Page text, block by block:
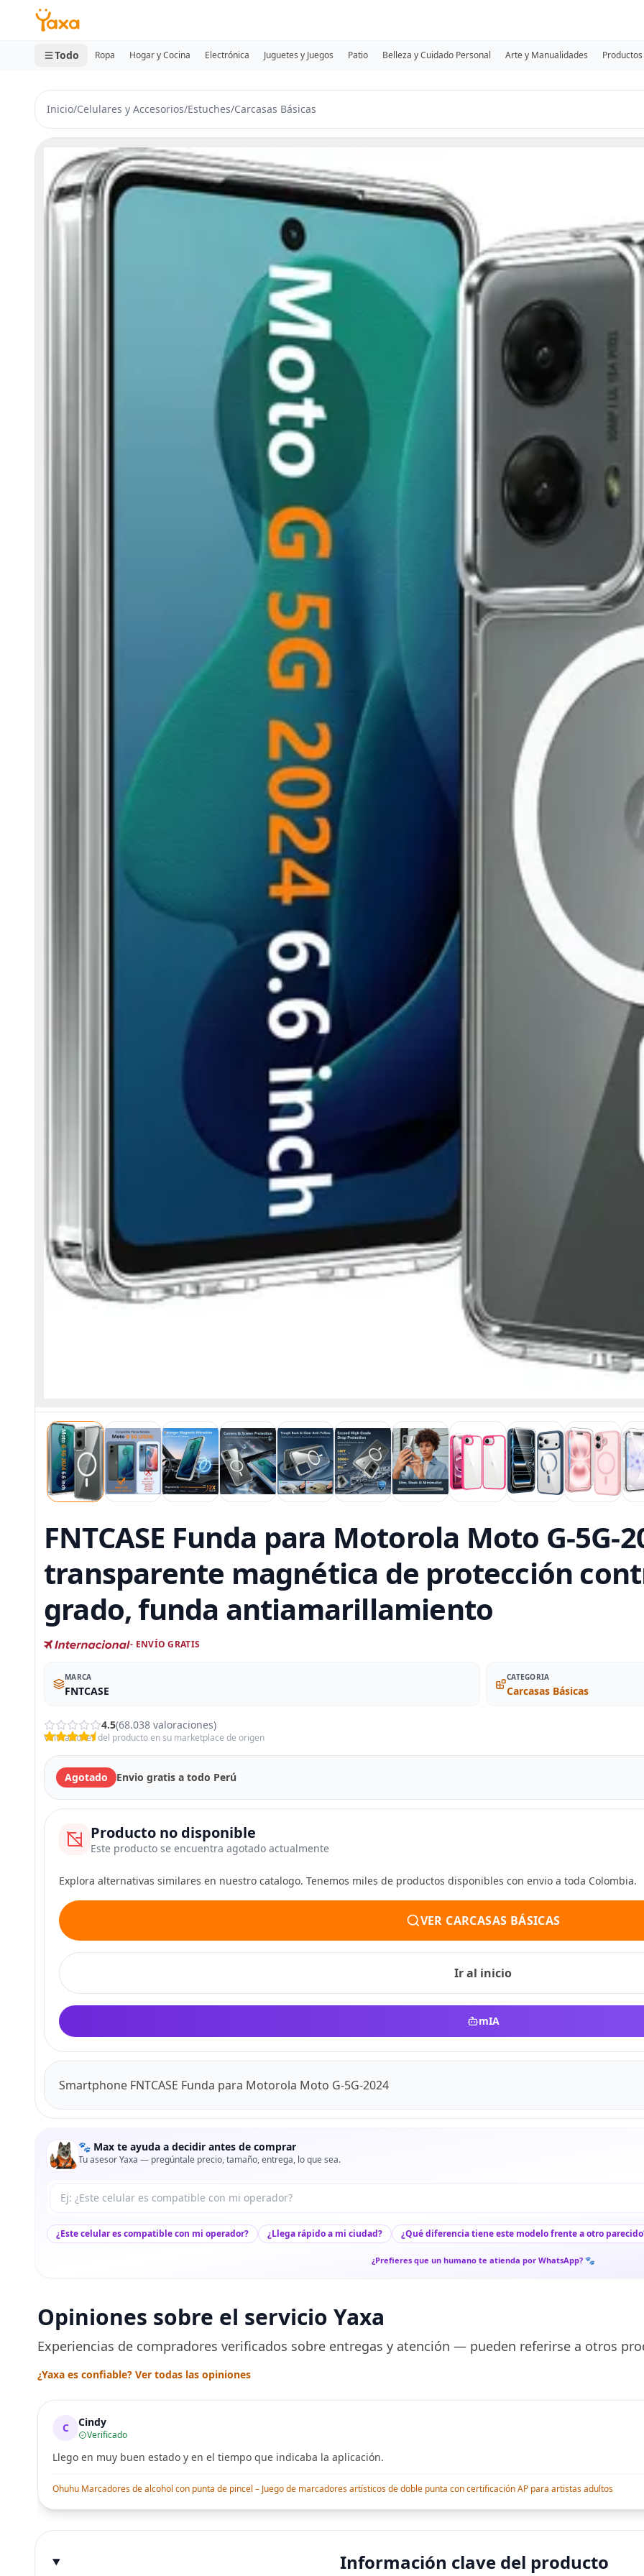
MINI CARRITO
0 productos
Todo Ropa Hogar y Cocina Electrónica Juguetes y Juegos Patio Belleza y Cuidado Personal Arte y Manualidades
Inicio/Celulares y Accesorios/Estuches/Carcasas Básicas
FNTCASE Funda para Motorola Moto G-5G-
transparente magnética de protección
grado, funda antiamarillamiento
- ENVÍO GRATIS
MARCA
FNTCASE
CATEGORIA
Carcasas Básicas
4.5(68.038 valoraciones)
Valoraciones del producto en su marketplace de origen
Agotado Envio gratis a todo Perú
Producto no disponible
Este producto se encuentra agotado actualmente
Explora alternativas similares en nuestro catalogo. Tenemos miles de productos disponibles con envio a toda Colombia.
VER CARCASAS BÁSICAS
Ir al inicio
mIA
Smartphone FNTCASE Funda para Motorola Moto G-5G-2024
🐾 Max te ayuda a decidir antes de comprar
Tu asesor Yaxa — pregúntale precio, tamaño, entrega, lo que sea.
Tu pregunta a Max
¿Este celular es compatible con mi operador? ¿Llega rápido a mi ciudad? ¿Qué diferencia tiene este modelo frente a otro
¿Prefieres que un humano te atienda por WhatsApp? 🐾
Opiniones sobre el servicio Yaxa
Experiencias de compradores verificados sobre entregas y atención — pueden referirse a otros
¿Yaxa es confiable? Ver todas las opiniones
C Cindy
Verificado
Llego en muy buen estado y en el tiempo que indicaba la aplicación.
Ohuhu Marcadores de alcohol con punta de pincel – Juego de marcadores artísticos de doble punta con certificación AP para artistas adultos
Información clave del producto